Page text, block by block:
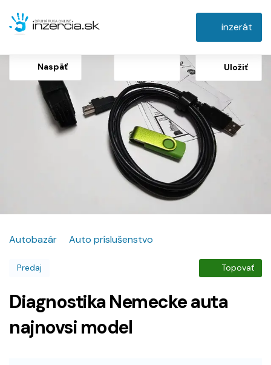
inzerát
Naspäť Uložiť
Autobazár Auto príslušenstvo
Predaj Topovať
Diagnostika Nemecke auta
najnovsi model